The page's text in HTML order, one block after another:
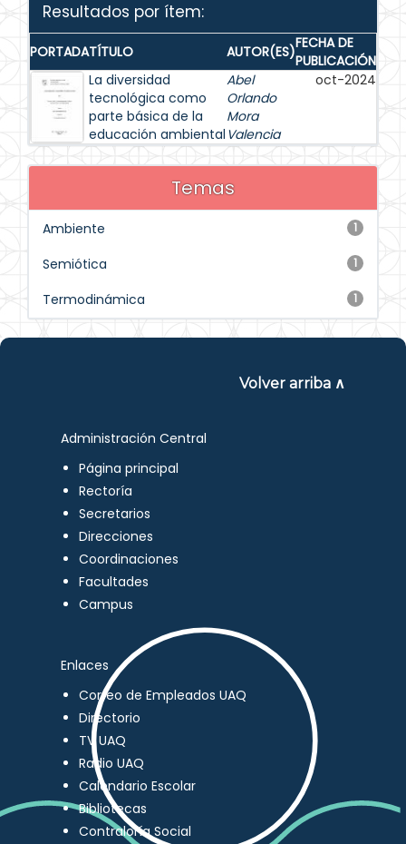
Resultados por ítem:
PORTADATÍTULO AUTOR(ES)FECHA DE
PUBLICACIÓN
La diversidad
tecnológica como
parte básica de la
educación ambiental
Abel
Orlando
Mora
Valencia
oct-2024
Temas
1
Ambiente
1
Semiótica
1
Termodinámica
Volver arriba ∧
Administración Central
Página principal
Rectoría
Secretarios
Direcciones
Coordinaciones
Facultades
Campus
Enlaces
Correo de Empleados UAQ
Directorio
TV UAQ
Radio UAQ
Calendario Escolar
Bibliotecas
Contraloría Social